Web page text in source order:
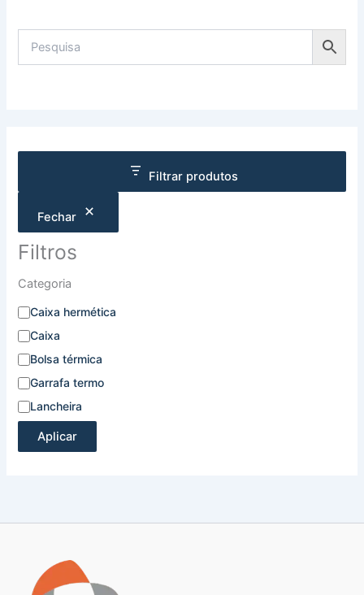
Filtrar produtos
Fechar
Filtros
Categoria
Caixa hermética
Caixa
Bolsa térmica
Garrafa termo
Lancheira
Aplicar